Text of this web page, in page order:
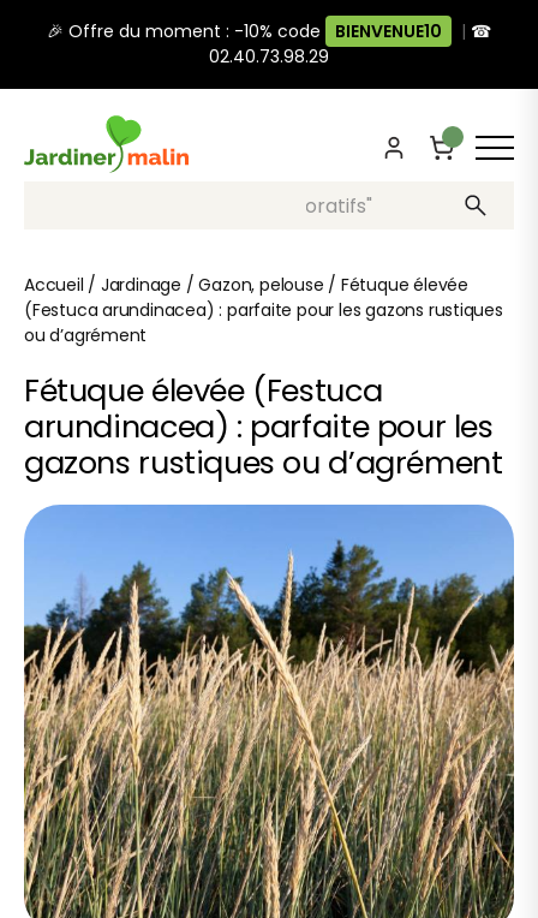
🎉 Offre du moment : -10% code BIENVENUE10 | ☎
02.40.73.98.29
Recherche, ex: "pots décoratifs"
Accueil / Jardinage /Gazon, pelouse / Fétuque élevée
(Festuca arundinacea) : parfaite pour les gazons rustiques
ou d’agrément
Fétuque élevée (Festuca
arundinacea) : parfaite pour les
gazons rustiques ou d’agrément